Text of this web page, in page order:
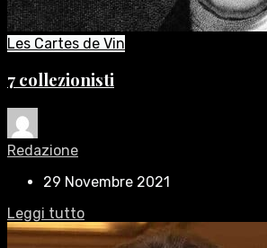
Les Cartes de Vin
7 collezionisti
Redazione
29 Novembre 2021
Leggi tutto